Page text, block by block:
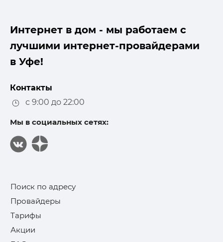
Интернет в дом - мы работаем с
лучшими интернет-провайдерами
в Уфе!
Контакты
с 9:00 до 22:00
Мы в социальных сетях:
Поиск по адресу
Провайдеры
Тарифы
Акции